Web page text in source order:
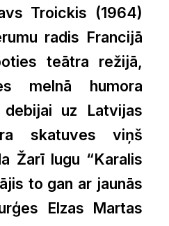
Troickis (1964)
radis Francijā
teātra režijā,
melnā humora
uz Latvijas
skatuves viņš
Žarī lugu “Karalis
to gan ar jaunās
Elzas Martas